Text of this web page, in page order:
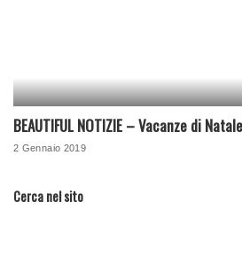
BEAUTIFUL NOTIZIE – Vacanze di
2 Gennaio 2019
Cerca nel sito